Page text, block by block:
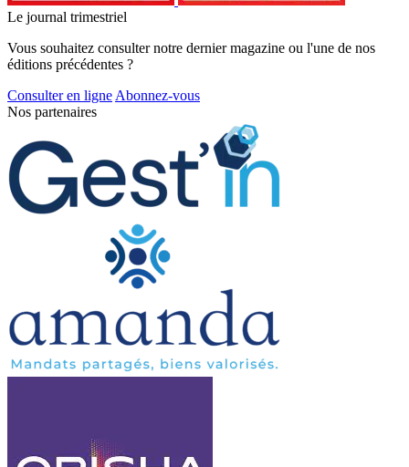
Le journal trimestriel
Vous souhaitez consulter notre dernier magazine ou l'une de nos
éditions précédentes ?
Consulter en ligneAbonnez-vous
Nos partenaires